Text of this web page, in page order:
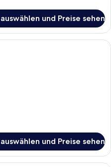
und Preise sehen
Ein Hotelzimmer mit Bett,
und Preise sehen